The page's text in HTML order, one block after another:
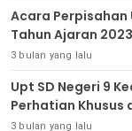
Acara Perpisahan
Tahun Ajaran
3 bulan yang lalu
Upt SD Negeri 9
Perhatian Khusus
3 bulan yang lalu